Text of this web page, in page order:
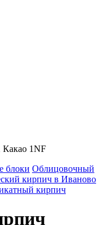
1NF
блоки Облицовочный
кирпич в Иваново
кирпич